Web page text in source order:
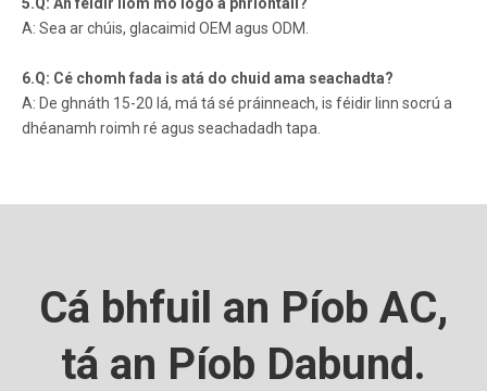
A: Sea ar chúis, glacaimid OEM agus ODM.
6.Q: Cé chomh fada is atá do chuid ama seachadta?
A: De ghnáth 15-20 lá, má tá sé práinneach, is féidir linn socrú a
dhéanamh roimh ré agus seachadadh tapa.
Cá bhfuil an Píob AC,
tá an Píob Dabund.